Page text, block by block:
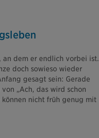
an dem er endlich vorbei ist.
doch sowieso wieder
gesagt sein: Gerade
„Ach, das wird schon
nicht früh genug mit